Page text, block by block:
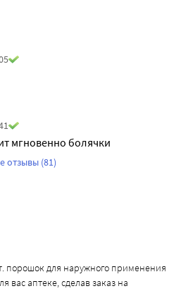
мгновенно болячки
отзывы (81)
порошок для наружного применения
вас аптеке, сделав заказ на